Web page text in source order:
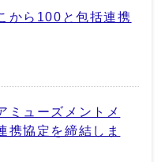
から100と包括連携
ミューズメントメ
携協定を締結しま